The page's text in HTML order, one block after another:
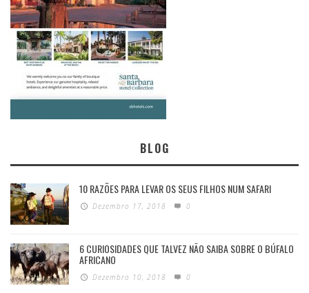
BLOG
10 RAZÕES PARA LEVAR OS SEUS FILHOS NUM SAFARI
Dezembro 17, 2018 0
6 CURIOSIDADES QUE TALVEZ NÃO SAIBA SOBRE O BÚFALO
AFRICANO
Dezembro 10, 2018 0